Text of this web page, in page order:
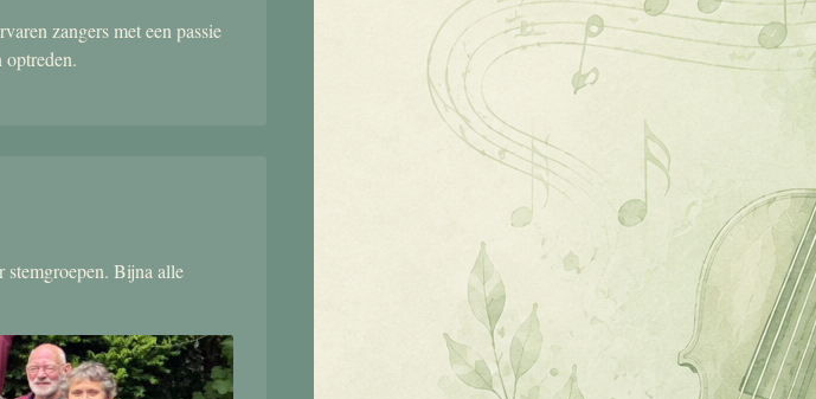
zangers met een passie
stemgroepen. Bijna alle